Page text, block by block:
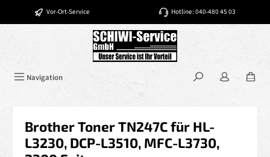
Zum Hauptinhalt springen
Vor-Ort-Service Hotline: 040-480 45 03
Navigation
Brother Toner TN247C für HL-
L3230, DCP-L3510, MFC-L3730,